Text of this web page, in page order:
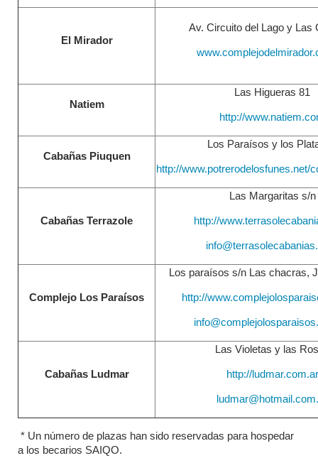
El Mirador
Av. Circuito del Lago y Las
Natiem
Las Higueras 81
http://
Cabañas Piuquen
Los Paraísos y los
http://www.potrerodelosfunes.net/
Cabañas Terrazole
Las Margaritas s/n
http://
Complejo Los Paraísos
Los paraísos s/n Las chacras,
http://
Cabañas Ludmar
Las Violetas y las
http://ludmar.com.ar
* Un número de plazas han sido reservadas para hospedar
a los becarios SAIQO.